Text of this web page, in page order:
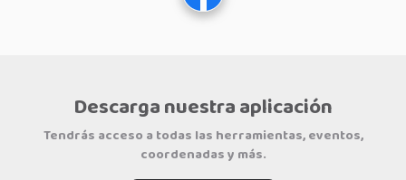
Descarga nuestra aplicación
Tendrás acceso a todas las herramientas, eventos,
coordenadas y más.